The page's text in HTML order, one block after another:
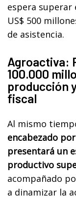
espera superar
US$ 500
de asistencia.
Agroactiva:
100.000
producción
fiscal
Al mismo
encabezado
presentará un
productivo
acompañado
a dinamizar la